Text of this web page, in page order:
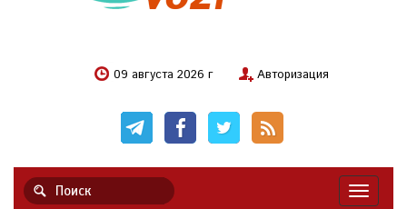
09 августа 2026 г Авторизация